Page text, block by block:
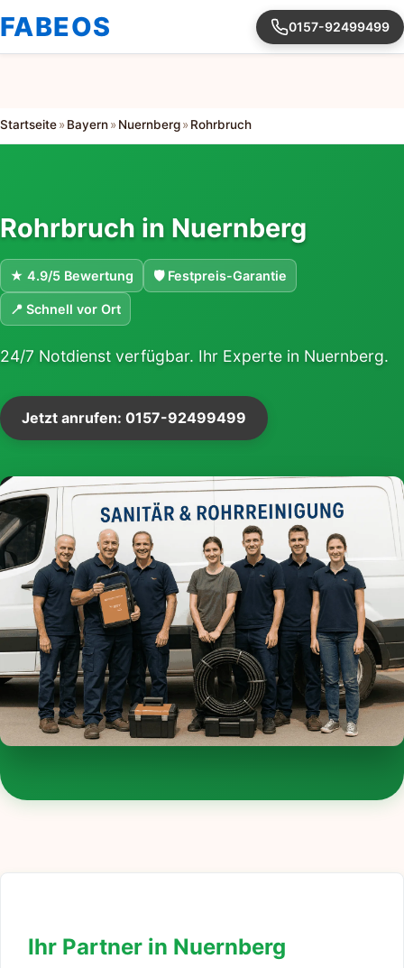
FABEOS 0157-92499499
Startseite» Bayern» Nuernberg» Rohrbruch
Rohrbruch in Nuernberg
★ 4.9/5 Bewertung 🛡 Festpreis-Garantie
📍 Schnell vor Ort
24/7 Notdienst verfügbar. Ihr Experte in Nuernberg.
Jetzt anrufen: 0157-92499499
Ihr Partner in Nuernberg